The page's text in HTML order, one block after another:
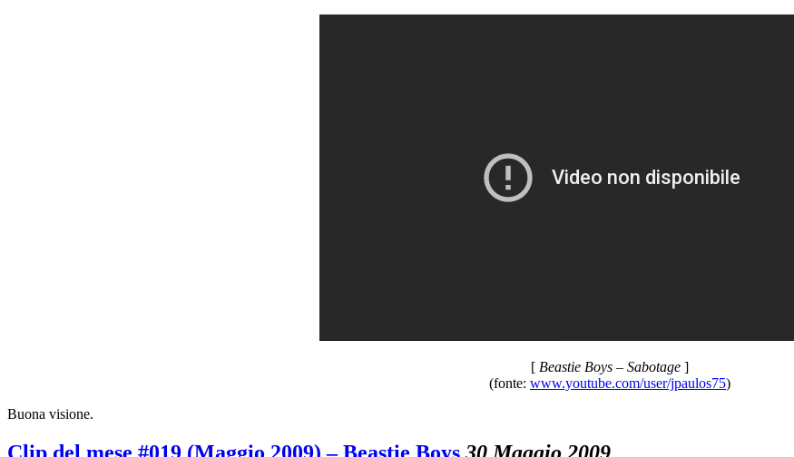
[ Beastie Boys – Sabotage ]
(fonte: www.youtube.com/user/jpaulos75)
Buona visione.
Clip del mese #019 (Maggio 2009) – Beastie Boys 30 Maggio 2009